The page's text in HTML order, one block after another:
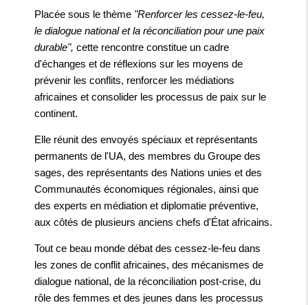
Placée sous le thème "Renforcer les cessez-le-feu,
le dialogue national et la réconciliation pour une paix
durable", cette rencontre constitue un cadre
d'échanges et de réflexions sur les moyens de
prévenir les conflits, renforcer les médiations
africaines et consolider les processus de paix sur le
continent.
Elle réunit des envoyés spéciaux et représentants
permanents de l'UA, des membres du Groupe des
sages, des représentants des Nations unies et des
Communautés économiques régionales, ainsi que
des experts en médiation et diplomatie préventive,
aux côtés de plusieurs anciens chefs d'État africains.
Tout ce beau monde débat des cessez-le-feu dans
les zones de conflit africaines, des mécanismes de
dialogue national, de la réconciliation post-crise, du
rôle des femmes et des jeunes dans les processus